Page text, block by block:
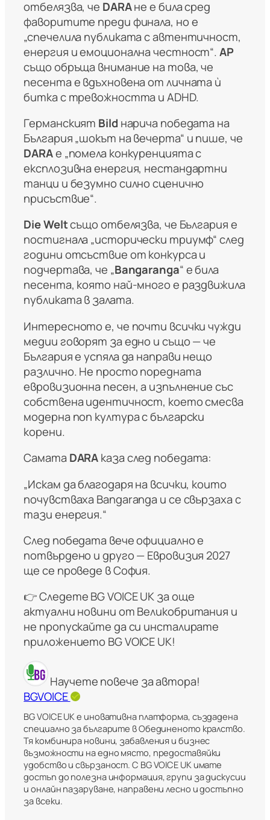
отбелязва, че DARAне е била сред
фаворитите преди финала, но е
„спечелила публиката с автентичност,
енергия и емоционална честност“.AP
също обръща внимание на това, че
песента е вдъхновена от личната ѝ
битка с тревожността и ADHD.
Германският Bild нарича победата на
България „шокът на вечерта“ и пише, че
DARAе „помела конкуренцията с
експлозивна енергия, нестандартни
танци и безумно силно сценично
присъствие“.
Die Weltсъщо отбелязва, че България е
постигнала „исторически триумф“ след
години отсъствие от конкурса и
подчертава, че „Bangaranga“ е била
песента, която най-много е раздвижила
публиката в залата.
Интересното е, че почти всички чужди
медии говорят за едно и също — че
България е успяла да направи нещо
различно. Не просто поредната
евровизионна песен, а изпълнение със
собствена идентичност, което смесва
модерна поп култура с български
корени.
Самата DARAказа след победата:
„Искам да благодаря на всички, които
почувстваха Bangaranga и се свързаха с
тази енергия.“
След победата вече официално е
потвърдено и друго — Евровизия 2027
ще се проведе в София.
👉 Следете BG VOICE UK за още
актуални новини от Великобритания и
не пропускайте да си инсталирате
приложението BG VOICE UK!
Научете повече за автора!
BGVOICE
BG VOICE UK е иновативна платформа, създадена
специално за българите в Обединеното кралство.
Тя комбинира новини, забавления и бизнес
възможности на едно място, предоставяйки
удобство и свързаност. С BG VOICE UK имате
достъп до полезна информация, групи за дискусии
и онлайн пазаруване, направени лесно и достъпно
за всеки.